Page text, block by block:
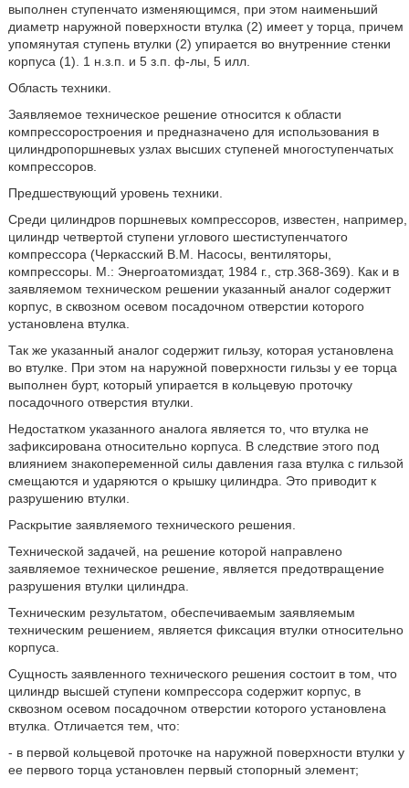
выполнен ступенчато изменяющимся, при этом наименьший
диаметр наружной поверхности втулка (2) имеет у торца, причем
упомянутая ступень втулки (2) упирается во внутренние стенки
корпуса (1). 1 н.з.п. и 5 з.п. ф-лы, 5 илл.
Область техники.
Заявляемое техническое решение относится к области
компрессоростроения и предназначено для использования в
цилиндропоршневых узлах высших ступеней многоступенчатых
компрессоров.
Предшествующий уровень техники.
Среди цилиндров поршневых компрессоров, известен, например,
цилиндр четвертой ступени углового шестиступенчатого
компрессора (Черкасский В.М. Насосы, вентиляторы,
компрессоры. М.: Энергоатомиздат, 1984 г., стр.368-369). Как и в
заявляемом техническом решении указанный аналог содержит
корпус, в сквозном осевом посадочном отверстии которого
установлена втулка.
Так же указанный аналог содержит гильзу, которая установлена
во втулке. При этом на наружной поверхности гильзы у ее торца
выполнен бурт, который упирается в кольцевую проточку
посадочного отверстия втулки.
Недостатком указанного аналога является то, что втулка не
зафиксирована относительно корпуса. В следствие этого под
влиянием знакопеременной силы давления газа втулка с гильзой
смещаются и ударяются о крышку цилиндра. Это приводит к
разрушению втулки.
Раскрытие заявляемого технического решения.
Технической задачей, на решение которой направлено
заявляемое техническое решение, является предотвращение
разрушения втулки цилиндра.
Техническим результатом, обеспечиваемым заявляемым
техническим решением, является фиксация втулки относительно
корпуса.
Сущность заявленного технического решения состоит в том, что
цилиндр высшей ступени компрессора содержит корпус, в
сквозном осевом посадочном отверстии которого установлена
втулка. Отличается тем, что:
- в первой кольцевой проточке на наружной поверхности втулки у
ее первого торца установлен первый стопорный элемент;